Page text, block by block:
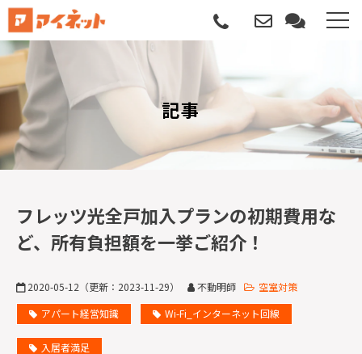
選ばれる理由
導入について
サポートについて
記事
資料請求
サービス説明動画
記事
フレッツ光全戸加入プランの初期費用な
ど、所有負担額を一挙ご紹介！
2020-05-12 （更新： 2023-11-29） 不動明師
空室対策
アパート経営知識
Wi-Fi_インターネット回線
入居者満足